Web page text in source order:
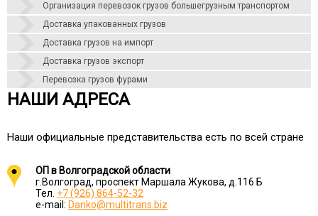
Организация перевозок грузов большегрузным транспортом
Доставка упакованных грузов
Доставка грузов на импорт
Доставка грузов экспорт
Перевозка грузов фурами
НАШИ АДРЕСА
Наши официальные представительства есть по всей стране
ОП в Волгоградской области
г.Волгоград, проспект Маршала Жукова, д.116 Б
Тел. +7 (926) 864-52-32
e-mail: Danko@multitrans.biz